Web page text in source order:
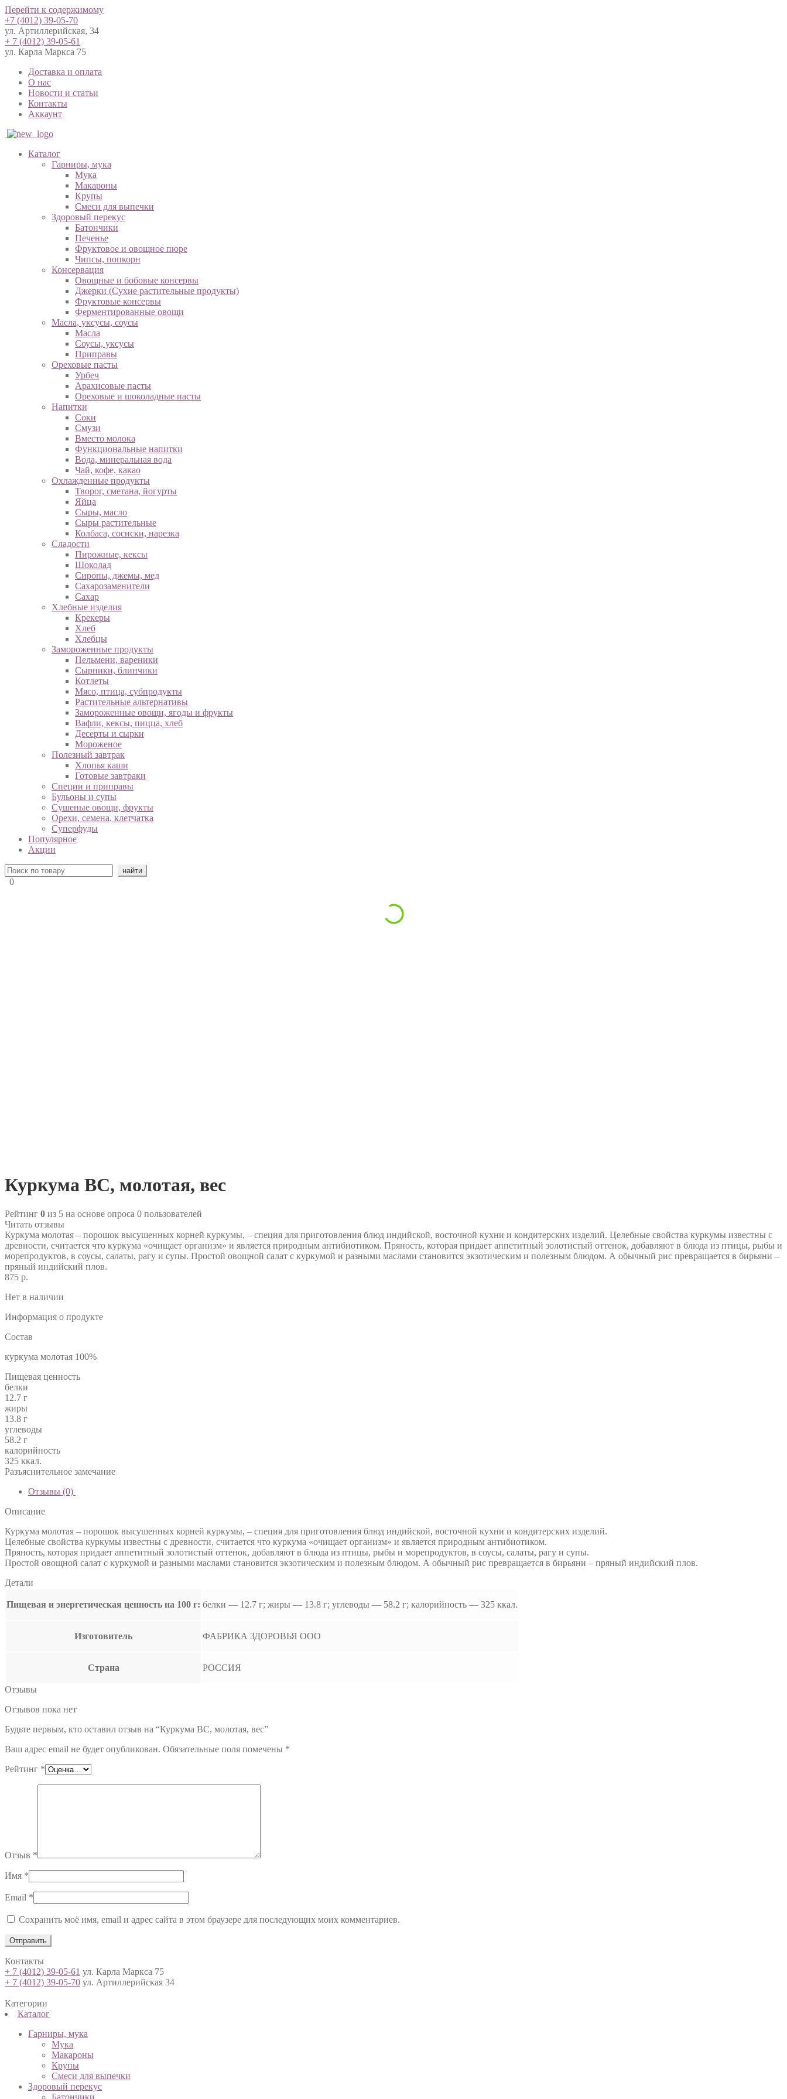
Перейти к содержимому
+7 (4012) 39-05-70
ул. Артиллерийская, 34
+ 7 (4012) 39-05-61
ул. Карла Маркса 75
Доставка и оплата
О нас
Новости и статьи
Контакты
Аккаунт
Каталог
Гарниры, мука
Мука
Макароны
Крупы
Смеси для выпечки
Здоровый перекус
Батончики
Печенье
Фруктовое и овощное пюре
Чипсы, попкорн
Консервация
Овощные и бобовые консервы
Джерки (Сухие растительные продукты)
Фруктовые консервы
Ферментированные овощи
Масла, уксусы, соусы
Масла
Соусы, уксусы
Приправы
Ореховые пасты
Урбеч
Арахисовые пасты
Ореховые и шоколадные пасты
Напитки
Соки
Смузи
Вместо молока
Функциональные напитки
Вода, минеральная вода
Чай, кофе, какао
Охлажденные продукты
Творог, сметана, йогурты
Яйца
Сыры, масло
Сыры растительные
Колбаса, сосиски, нарезка
Сладости
Пирожные, кексы
Шоколад
Сиропы, джемы, мед
Сахарозаменители
Сахар
Хлебные изделия
Крекеры
Хлеб
Хлебцы
Замороженные продукты
Пельмени, вареники
Сырники, блинчики
Котлеты
Мясо, птица, субпродукты
Растительные альтернативы
Замороженные овощи, ягоды и фрукты
Вафли, кексы, пицца, хлеб
Десерты и сырки
Мороженое
Полезный завтрак
Хлопья каши
Готовые завтраки
Специи и приправы
Бульоны и супы
Сушеные овощи, фрукты
Орехи, семена, клетчатка
Суперфуды
Популярное
Акции
0
Куркума ВС, молотая, вес
Рейтинг 0 из 5 на основе опроса 0 пользователей
Читать отзывы
Куркума молотая – порошок высушенных корней куркумы, – специя для приготовления блюд индийской, восточной кухни и кондитерских изделий. Целебные свойства куркумы известны с
древности, считается что куркума «очищает организм» и является природным антибиотиком. Пряность, которая придает аппетитный золотистый оттенок, добавляют в блюда из птицы, рыбы и
морепродуктов, в соусы, салаты, рагу и супы. Простой овощной салат с куркумой и разными маслами становится экзотическим и полезным блюдом. А обычный рис превращается в бирьяни –
пряный индийский плов.
875 р.
Нет в наличии
Информация о продукте
Состав
куркума молотая 100%
Пищевая ценность
белки
12.7 г
жиры
13.8 г
углеводы
58.2 г
калорийность
325 ккал.
Разъяснительное замечание
Отзывы (0)
Описание
Куркума молотая – порошок высушенных корней куркумы, – специя для приготовления блюд индийской, восточной кухни и кондитерских изделий.
Целебные свойства куркумы известны с древности, считается что куркума «очищает организм» и является природным антибиотиком.
Пряность, которая придает аппетитный золотистый оттенок, добавляют в блюда из птицы, рыбы и морепродуктов, в соусы, салаты, рагу и супы.
Простой овощной салат с куркумой и разными маслами становится экзотическим и полезным блюдом. А обычный рис превращается в бирьяни – пряный индийский плов.
Детали
Пищевая и энергетическая ценность на 100 г: белки — 12.7 г; жиры — 13.8 г; углеводы — 58.2 г; калорийность — 325 ккал.
Изготовитель ФАБРИКА ЗДОРОВЬЯ ООО
Страна РОССИЯ
Отзывы
Отзывов пока нет
Будьте первым, кто оставил отзыв на “Куркума ВС, молотая, вес”
Ваш адрес email не будет опубликован. Обязательные поля помечены *
Рейтинг *
Отзыв *
Имя *
Email *
Сохранить моё имя, email и адрес сайта в этом браузере для последующих моих комментариев.
Контакты
+ 7 (4012) 39-05-61 ул. Карла Маркса 75
+ 7 (4012) 39-05-70 ул. Артиллерийская 34
Категории
Каталог
Гарниры, мука
Мука
Макароны
Крупы
Смеси для выпечки
Здоровый перекус
Батончики